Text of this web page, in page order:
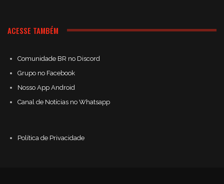
ACESSE TAMBÉM
Comunidade BR no Discord
Grupo no Facebook
Nosso App Android
Canal de Notícias no Whatsapp
Política de Privacidade